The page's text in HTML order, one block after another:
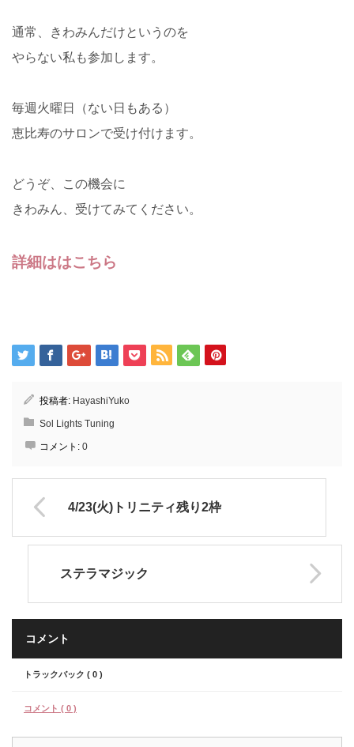
通常、きわみんだけというのを
やらない私も参加します。
毎週火曜日（ない日もある）
恵比寿のサロンで受け付けます。
どうぞ、この機会に
きわみん、受けてみてください。
詳細ははこちら
投稿者: HayashiYuko
Sol Lights Tuning
コメント: 0
4/23(火)トリニティ残り2枠
ステラマジック
コメント
トラックバック ( 0 )
コメント ( 0 )